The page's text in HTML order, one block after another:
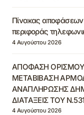
Πίνακας
περιφοράς
4 Αυγούστου 2026
ΑΠΟΦΑΣΗ
ΜΕΤΑΒΙΒΑΣΗ
ΑΝΑΠΛΗΡΩΣΗΣ
ΔΙΑΤΑΞΕΙΣ ΤΟΥ
4 Αυγούστου 2026